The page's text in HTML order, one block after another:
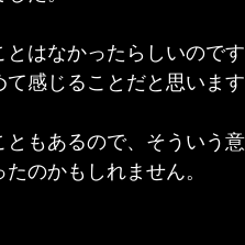
はなかったらしいのです
感じることだと思います
もあるので、そういう
のかもしれません。